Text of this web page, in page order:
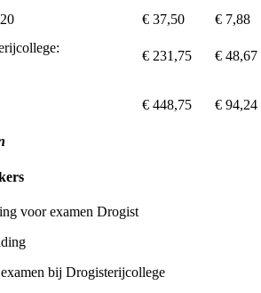
€ 37,50
€ 7,88
€ 231,75 € 48,67
€ 448,75 € 94,24
voor examen Drogist
examen bij Drogisterijcollege